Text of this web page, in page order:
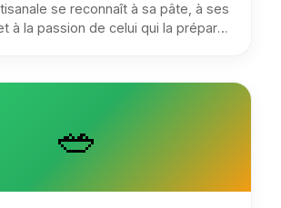
se reconnaît à sa pâte, à ses
à la passion de celui qui la prépare.
jour à partir de produits frais
🥗